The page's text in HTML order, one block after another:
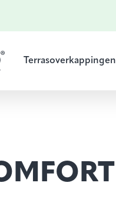
Terrasoverkappingen